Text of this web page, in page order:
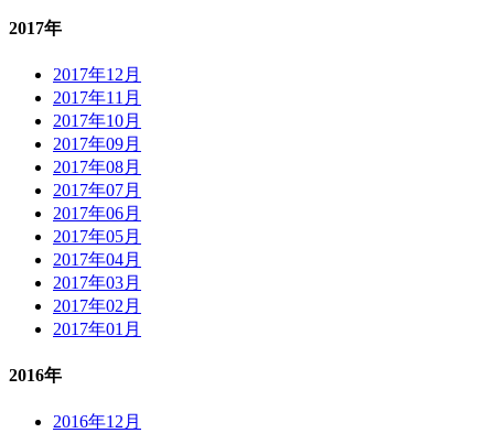
2017年
2017年12月
2017年11月
2017年10月
2017年09月
2017年08月
2017年07月
2017年06月
2017年05月
2017年04月
2017年03月
2017年02月
2017年01月
2016年
2016年12月